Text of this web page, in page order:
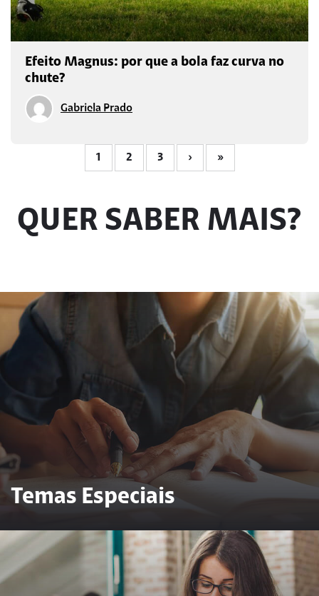
Efeito Magnus: por que a bola faz curva no
chute?
Gabriela Prado
1 2 3 › »
QUER SABER MAIS?
Temas Especiais